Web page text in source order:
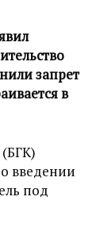
запрет
в
введении
под